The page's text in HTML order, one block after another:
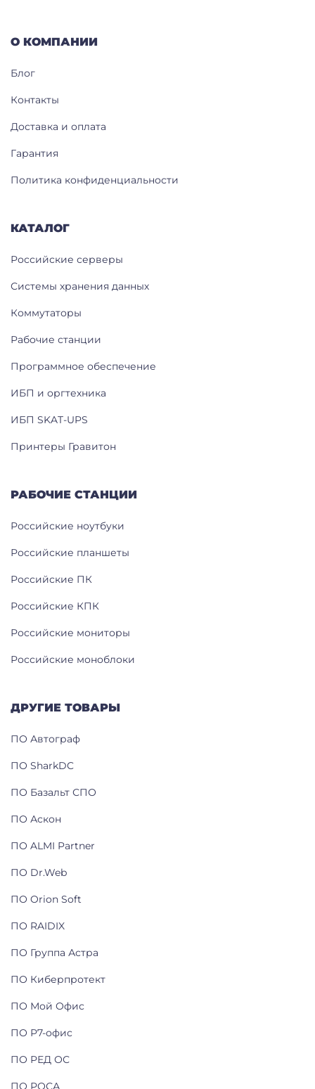
КАТАЛОГ
Российские серверы
Системы хранения данных
Коммутаторы
Рабочие станции
Программное обеспечение
ИБП и оргтехника
ИБП SKAT-UPS
Принтеры Гравитон
РАБОЧИЕ СТАНЦИИ
Российские ноутбуки
Российские планшеты
Российские ПК
Российские КПК
Российские мониторы
Российские моноблоки
ДРУГИЕ ТОВАРЫ
ПО Автограф
ПО SharkDC
ПО Базальт СПО
ПО Аскон
ПО ALMI Partner
ПО Dr.Web
ПО Orion Soft
ПО RAIDIX
ПО Группа Астра
ПО Киберпротект
ПО Мой Офис
ПО Р7-офис
ПО РЕД ОС
ПО РОСА
О КОМПАНИИ
Блог
Контакты
Доставка и оплата
Гарантия
Политика конфиденциальности